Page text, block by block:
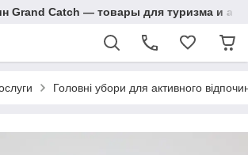
Grand Catch — товары для туризма и
Головні убори для активного